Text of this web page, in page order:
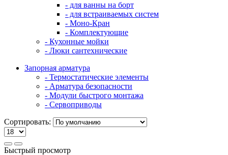
- для ванны на борт
- для встраиваемых систем
- Моно-Кран
- Комплектующие
- Кухонные мойки
- Люки сантехнические
Запорная арматура
- Термостатические элементы
- Арматура безопасности
- Модули быстрого монтажа
- Сервоприводы
Сортировать:
Быстрый просмотр